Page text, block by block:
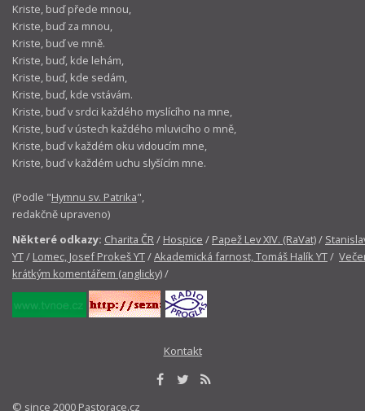
Kriste, buď přede mnou,
Kriste, buď za mnou,
Kriste, buď ve mně.
Kriste, buď, kde lehám,
Kriste, buď, kde sedám,
Kriste, buď, kde vstávám.
Kriste, buď v srdci každého myslícího na mne,
Kriste, buď v ústech každého mluvicího o mně,
Kriste, buď v každém oku vidoucím mne,
Kriste, buď v každém uchu slyšícím mne.
(Podle "Hymnu sv. Patrika",
redakčně upraveno)
Některé odkazy: Charita ČR / Hospice / Papež Lev XIV. (RaVat)/
YT/ Lomec, Josef Prokeš YT/Akademická farnost, Tomáš Halík YT/
krátkým komentářem (anglicky)/
Kontakt
© since 2000 Pastorace.cz